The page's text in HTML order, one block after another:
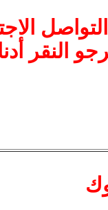
النقر